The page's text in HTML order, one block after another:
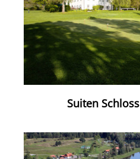
Suiten